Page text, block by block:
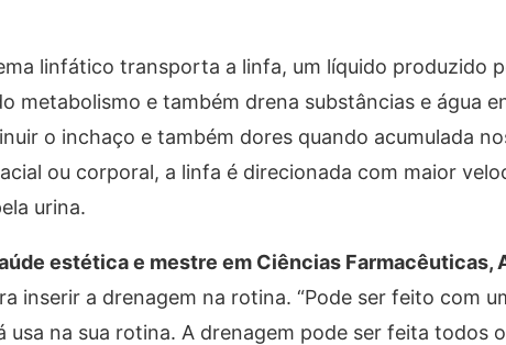
linfático transporta a linfa, um líquido produzido
metabolismo e também drena substâncias e água
o inchaço e também dores quando acumulada
ou corporal, a linfa é direcionada com maior
urina.
estética e mestre em Ciências Farmacêuticas,
inserir a drenagem na rotina. “Pode ser feito com
na sua rotina. A drenagem pode ser feita todos